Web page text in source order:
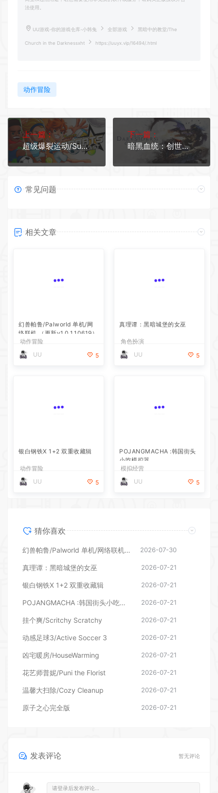
法使用。
UU游戏-你的游戏仓库-小韩兔 全部游戏 黑暗中的教堂/The
Church in the Darknessxht https://uuyx.vip/16494/.html
动作冒险
上一篇：
超级爆裂运动/Super Sports Blastxht
下一篇：
暗黑血统：创世纪/Darksiders Genesisxht
常见问题
相关文章
幻兽帕鲁/Palworld 单机/网
络联机 （更新v1.0.1.10619）
动作冒险
UU
5
真理谭：黑暗城堡的女巫
角色扮演
UU
5
银白钢铁X 1+2 双重收藏辑
动作冒险
UU
5
POJANGMACHA :韩国街头
小吃模拟器
模拟经营
UU
5
猜你喜欢
幻兽帕鲁/Palworld 单机/网络联机 （更新v1.0.1.10619） 2026-07-30
真理谭：黑暗城堡的女巫 2026-07-21
银白钢铁X 1+2 双重收藏辑 2026-07-21
POJANGMACHA :韩国街头小吃模拟器 2026-07-21
挂个爽/Scritchy Scratchy 2026-07-21
动感足球3/Active Soccer 3 2026-07-21
凶宅暖房/HouseWarming 2026-07-21
花艺师普妮/Puni the Florist 2026-07-21
温馨大扫除/Cozy Cleanup 2026-07-21
原子之心完全版 2026-07-21
发表评论 暂无评论